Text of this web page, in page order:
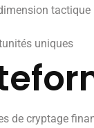
tactique
uniques
de cryptage